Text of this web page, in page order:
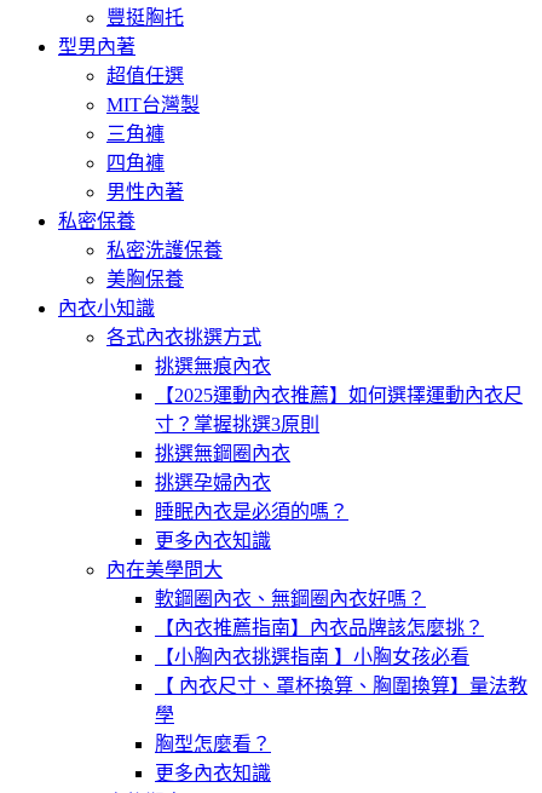
豐挺胸托
型男內著
超值任選
MIT台灣製
三角褲
四角褲
男性內著
私密保養
私密洗護保養
美胸保養
內衣小知識
各式內衣挑選方式
挑選無痕內衣
【2025運動內衣推薦】如何選擇運動內衣尺
寸？掌握挑選3原則
挑選無鋼圈內衣
挑選孕婦內衣
睡眠內衣是必須的嗎？
更多內衣知識
內在美學問大
軟鋼圈內衣、無鋼圈內衣好嗎？
【內衣推薦指南】內衣品牌該怎麼挑？
【小胸內衣挑選指南 】小胸女孩必看
【 內衣尺寸、罩杯換算、胸圍換算】量法教
學
胸型怎麼看？
更多內衣知識